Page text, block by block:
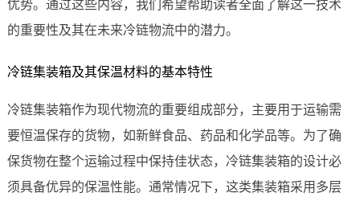
优势。通过这些内容，我们希望帮助读者全面了解这一技术
的重要性及其在未来冷链物流中的潜力。
冷链集装箱及其保温材料的基本特性
冷链集装箱作为现代物流的重要组成部分，主要用于运输需
要恒温保存的货物，如新鲜食品、药品和化学品等。为了确
保货物在整个运输过程中保持佳状态，冷链集装箱的设计必
须具备优异的保温性能。通常情况下，这类集装箱采用多层